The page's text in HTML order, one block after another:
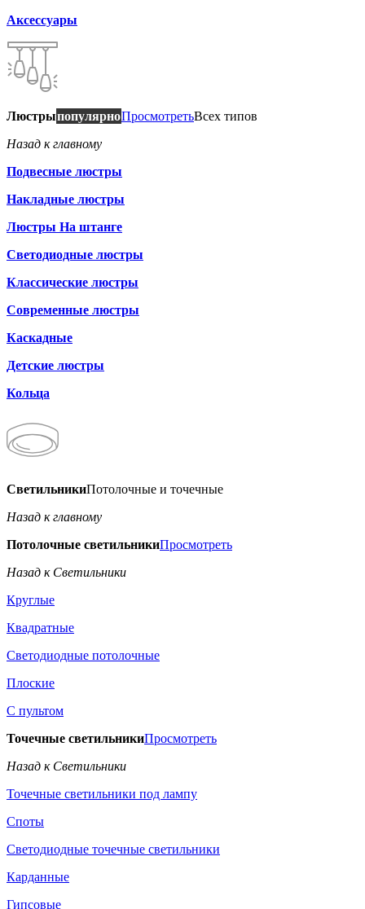
Аксессуары
ЛюстрыпопулярноПросмотретьВсех типов
Назад к главному
Подвесные люстры
Накладные люстры
Люстры На штанге
Светодиодные люстры
Классические люстры
Современные люстры
Каскадные
Детские люстры
Кольца
СветильникиПотолочные и точечные
Назад к главному
Потолочные светильникиПросмотреть
Назад к Светильники
Круглые
Квадратные
Светодиодные потолочные
Плоские
С пультом
Точечные светильникиПросмотреть
Назад к Светильники
Точечные светильники под лампу
Споты
Светодиодные точечные светильники
Карданные
Гипсовые